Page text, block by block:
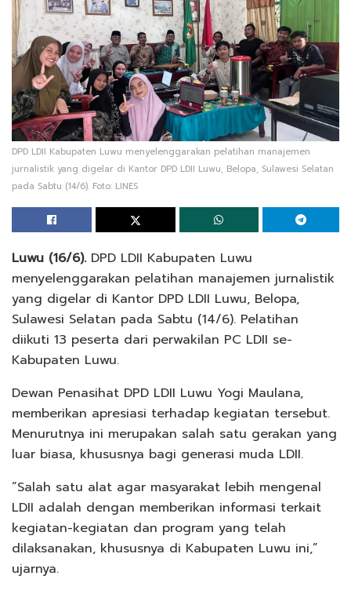
DPD LDII Kabupaten Luwu menyelenggarakan pelatihan manajemen
jurnalistik yang digelar di Kantor DPD LDII Luwu, Belopa, Sulawesi Selatan
pada Sabtu (14/6). Foto: LINES
Luwu (16/6).DPD LDII Kabupaten Luwu
menyelenggarakan pelatihan manajemen jurnalistik
yang digelar di Kantor DPD LDII Luwu, Belopa,
Sulawesi Selatan pada Sabtu (14/6). Pelatihan
diikuti 13 peserta dari perwakilan PC LDII se-
Kabupaten Luwu.
Dewan Penasihat DPD LDII Luwu Yogi Maulana,
memberikan apresiasi terhadap kegiatan tersebut.
Menurutnya ini merupakan salah satu gerakan yang
luar biasa, khususnya bagi generasi muda LDII.
“Salah satu alat agar masyarakat lebih mengenal
LDII adalah dengan memberikan informasi terkait
kegiatan-kegiatan dan program yang telah
dilaksanakan, khususnya di Kabupaten Luwu ini,”
ujarnya.